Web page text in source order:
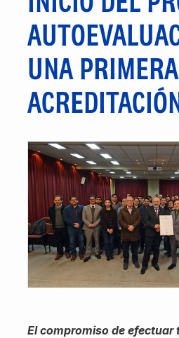
UNA PRIMERA
El compromiso de efectuar